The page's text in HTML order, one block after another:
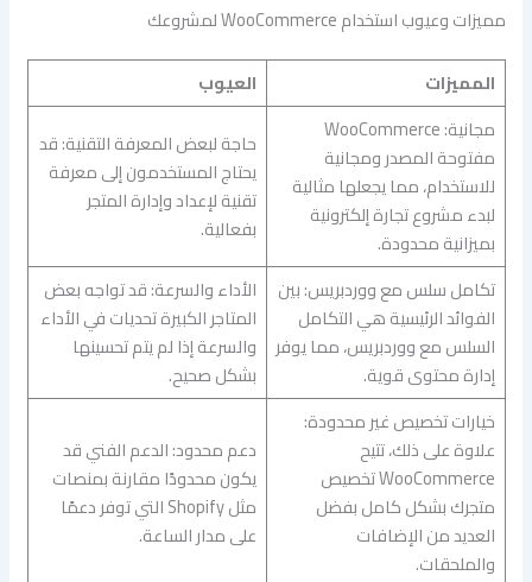
مميزات وعيوب استخدام WooCommerce لمشروعك
المميزات
العيوب
مجانية: WooCommerce
مفتوحة المصدر ومجانية
للاستخدام، مما يجعلها مثالية
لبدء مشروع تجارة إلكترونية
بميزانية محدودة.
حاجة لبعض المعرفة التقنية: قد
يحتاج المستخدمون إلى معرفة
تقنية لإعداد وإدارة المتجر
بفعالية.
تكامل سلس مع ووردبريس: بين
الفوائد الرئيسية هي التكامل
السلس مع ووردبريس، مما يوفر
إدارة محتوى قوية.
الأداء والسرعة: قد تواجه بعض
المتاجر الكبيرة تحديات في الأداء
والسرعة إذا لم يتم تحسينها
بشكل صحيح.
خيارات تخصيص غير محدودة:
علاوة على ذلك، تتيح
WooCommerce تخصيص
متجرك بشكل كامل بفضل
العديد من الإضافات
والملحقات.
دعم محدود: الدعم الفني قد
يكون محدودًا مقارنة بمنصات
مثل Shopify التي توفر دعمًا
على مدار الساعة.